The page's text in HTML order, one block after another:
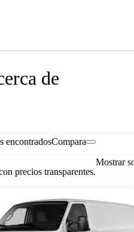
de
encontradosCompara
precios transparentes.
Mostrar